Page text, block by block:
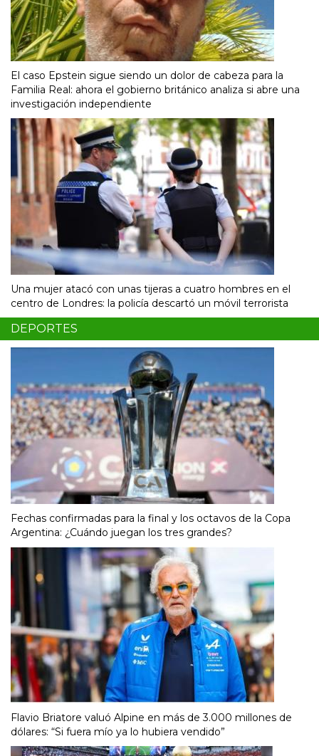
El caso Epstein sigue siendo un dolor de cabeza para la
Familia Real: ahora el gobierno británico analiza si abre una
investigación independiente
Una mujer atacó con unas tijeras a cuatro hombres en el
centro de Londres: la policía descartó un móvil terrorista
DEPORTES
Fechas confirmadas para la final y los octavos de la Copa
Argentina: ¿Cuándo juegan los tres grandes?
Flavio Briatore valuó Alpine en más de 3.000 millones de
dólares: “Si fuera mío ya lo hubiera vendido”